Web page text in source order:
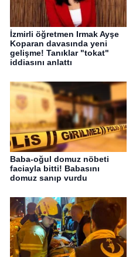
İzmirli öğretmen Irmak Ayşe
Koparan davasında yeni
gelişme! Tanıklar "tokat"
iddiasını anlattı
Baba-oğul domuz nöbeti
faciayla bitti! Babasını
domuz sanıp vurdu